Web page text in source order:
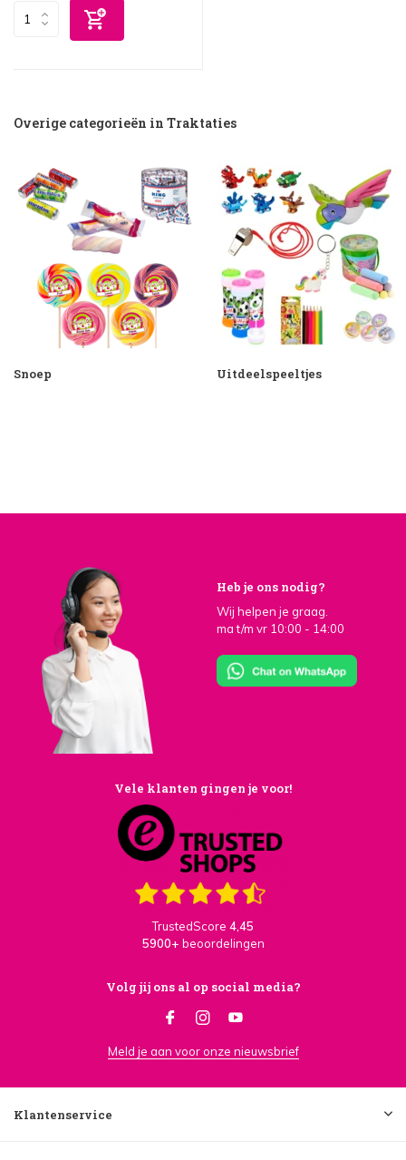
Overige categorieën in Traktaties
Snoep Uitdeelspeeltjes
Heb je ons nodig?
Wij helpen je graag.
ma t/m vr 10:00 - 14:00
Vele klanten gingen je voor!
TrustedScore 4,45
5900+ beoordelingen
Volg jij ons al op social media?
Meld je aan voor onze nieuwsbrief
Klantenservice